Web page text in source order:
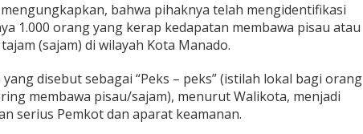
n
d
e
n
A
p
a
bahwa pihaknya telah mengidentifikasi
1.000 orang yang kerap kedapatan membawa pisau atau
(sajam) di wilayah Kota Manado.
disebut sebagai “Peks – peks” (istilah lokal bagi orang
membawa pisau/sajam), menurut Walikota, menjadi
serius Pemkot dan aparat keamanan.